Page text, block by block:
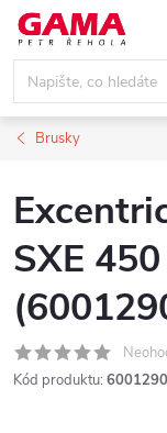
Přejít
obsah
Brusky
SXE
Kód produktu: